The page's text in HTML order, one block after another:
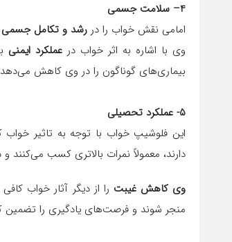
4– سلامت جسمی
امامی نقش خواب را در رشد و تکامل جسمی
وی با اشاره به اثر خواب درعملکرد ایمنی
بیماری‌های گوناگون را در وی کاهش می‌دهد،
5- عملکرد تحصیلی
این فلوشیپ خواب با توجه به تاثیر خواب
دارند، معمولاً نمرات بالاتری کسب می‌کنند
وی کاهش غیبت را از دیگر آثار خواب
منجر شوند و فرصت‌های یادگیری را تضمین